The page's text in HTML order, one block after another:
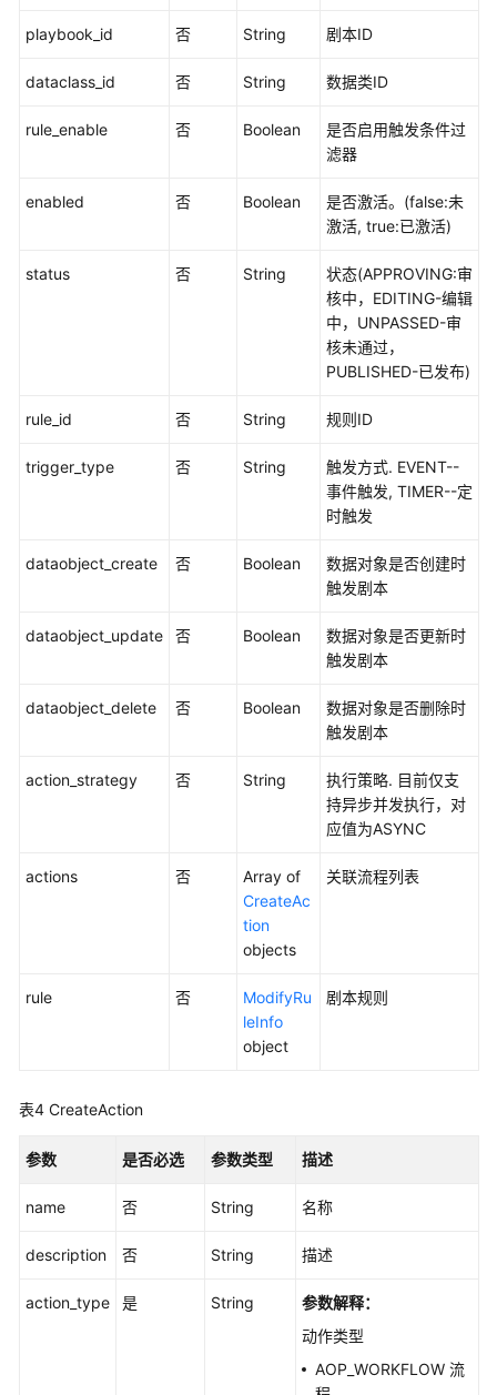
节
管
管
管
理
服
查
分
playbook_id 否 String 剧本ID
dataclass_id 否 String 数据类ID
rule_enable 否 Boolean
是否启用触发条件过
滤器
enabled 否 Boolean
是否激活。(false:未
激活, true:已激活)
status 否 String
状态(APPROVING:审
核中，EDITING-编辑
中，UNPASSED-审
核未通过，
PUBLISHED-已发布)
rule_id 否 String 规则ID
trigger_type 否 String
触发方式. EVENT--
事件触发, TIMER--定
时触发
dataobject_create 否 Boolean
数据对象是否创建时
触发剧本
dataobject_update 否 Boolean
数据对象是否更新时
触发剧本
dataobject_delete 否 Boolean
数据对象是否删除时
触发剧本
action_strategy 否 String
执行策略. 目前仅支
持异步并发执行，对
应值为ASYNC
actions 否
Array of
CreateAc
tion
objects
关联流程列表
rule 否
ModifyRu
leInfo
object
剧本规则
表4 CreateAction
参数 是否必选 参数类型 描述
name 否 String 名称
description 否 String 描述
action_type 是 String
参数解释：
动作类型
AOP_WORKFLOW 流